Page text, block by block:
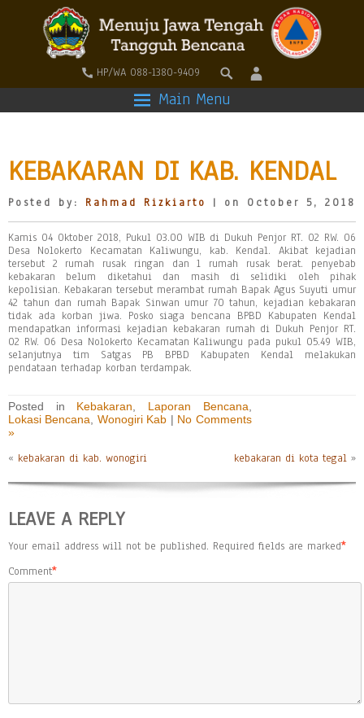
HP/WA 088-1380-9409
Main Menu
KEBAKARAN DI KAB. KENDAL
Posted by: Rahmad Rizkiarto | on October 5, 2018
Kamis 04 Oktober 2018, Pukul 03.00 WIB di Dukuh Penjor RT. 02 RW. 06
Desa Nolokerto Kecamatan Kaliwungu, kab. Kendal. Akibat kejadian
tersebut 2 rumah rusak ringan dan 1 rumah rusak berat. penyebab
kebakaran belum diketahui dan masih di selidiki oleh pihak
kepolisian. Kebakaran tersebut merambat rumah Bapak Agus Suyuti umur
42 tahun dan rumah Bapak Sinwan umur 70 tahun, kejadian kebakaran
tidak ada korban jiwa. Posko siaga bencana BPBD Kabupaten Kendal
mendapatkan informasi kejadian kebakaran rumah di Dukuh Penjor RT.
02 RW. 06 Desa Nolokerto Kecamatan Kaliwungu pada pukul 05.49 WIB,
selanjutnya tim Satgas PB BPBD Kabupaten Kendal melakukan
pendataan terhadap korban terdampak.
Posted in Kebakaran Laporan Bencana
Lokasi Bencana
Wonogiri Kab | No Comments
»
« kebakaran di kab. wonogiri kebakaran di kota tegal »
LEAVE A REPLY
Your email address will not be published. Required fields are marked*
Comment*